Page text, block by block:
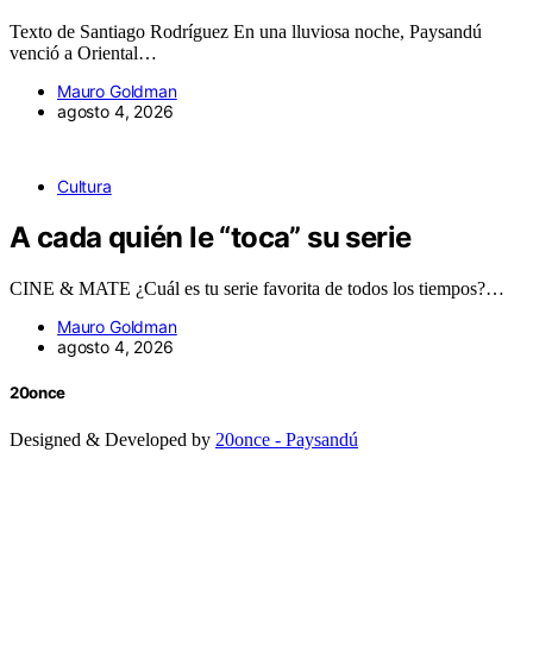
Texto de Santiago Rodríguez En una lluviosa noche, Paysandú
venció a Oriental…
Mauro Goldman
agosto 4, 2026
Cultura
A cada quién le “toca” su serie
CINE & MATE ¿Cuál es tu serie favorita de todos los tiempos?…
Mauro Goldman
agosto 4, 2026
20once
Designed & Developed by 20once - Paysandú